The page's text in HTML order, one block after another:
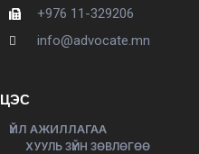
+976 11-329206
info@advocate.mn
ЦЭС
ҮЙЛ АЖИЛЛАГАА
ХУУЛЬ ЗҮЙН ЗӨВЛӨГӨӨ